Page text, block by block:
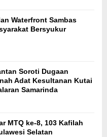
Waterfront Sambas
Bersyukur
Soroti Dugaan
Adat Kesultanan Kutai
Samarinda
MTQ ke-8, 103 Kafilah
Selatan